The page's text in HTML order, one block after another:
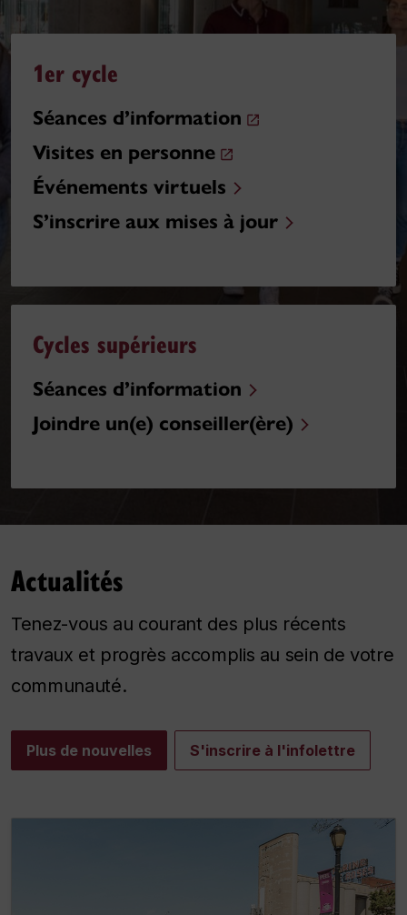
1er cycle
Séances d’information
Visites en personne
Événements virtuels
S’inscrire aux mises à jour
Cycles supérieurs
Séances d’information
Joindre un(e) conseiller(ère)
Actualités
Tenez-vous au courant des plus récents
travaux et progrès accomplis au sein de votre
communauté.
Plus de nouvelles S'inscrire à l'infolettre